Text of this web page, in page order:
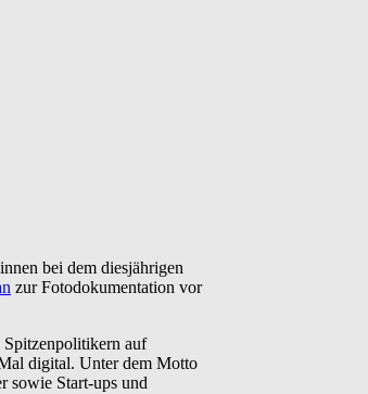
bei dem diesjährigen
zur Fotodokumentation vor
Spitzenpolitikern auf
digital. Unter dem Motto
sowie Start-ups und